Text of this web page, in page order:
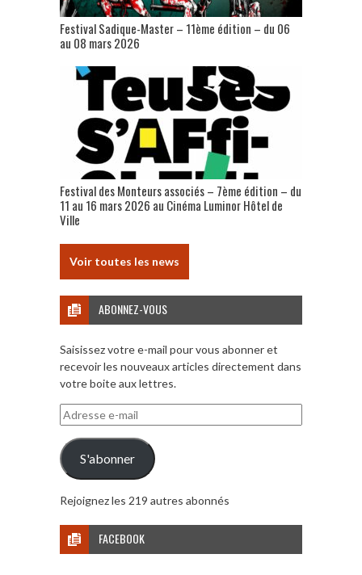
Festival Sadique-Master – 11ème édition – du 06
au 08 mars 2026
Festival des Monteurs associés – 7ème édition – du
11 au 16 mars 2026 au Cinéma Luminor Hôtel de
Ville
Voir toutes les news
ABONNEZ-VOUS
Saisissez votre e-mail pour vous abonner et
recevoir les nouveaux articles directement dans
votre boite aux lettres.
Adresse
e-
mail
S'abonner
Rejoignez les 219 autres abonnés
FACEBOOK